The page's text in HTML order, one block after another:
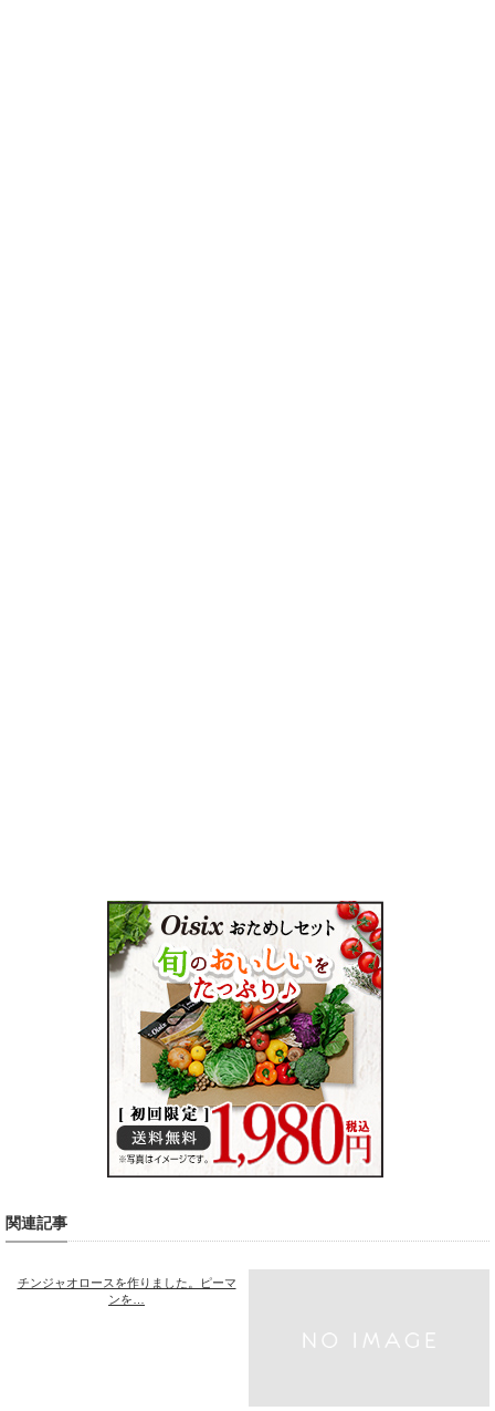
関連記事
チンジャオロースを作りました。ピーマ
ンを…